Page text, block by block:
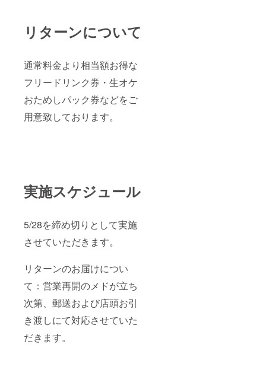
リターンについて
通常料金より相当額お得な
フリードリンク券・生オケ
おためしパック券などをご
用意致しております。
実施スケジュール
5/28を締め切りとして実施
させていただきます。
リターンのお届けについ
て：営業再開のメドが立ち
次第、郵送および店頭お引
き渡しにて対応させていた
だきます。